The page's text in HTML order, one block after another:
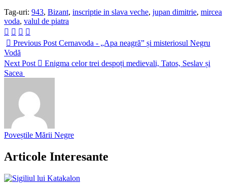
Tag-uri: 943, Bizant, inscriptie in slava veche, jupan dimitrie, mircea
voda, valul de piatra
Previous Post Cernavoda - „Apa neagră” și misteriosul Negru
Vodă
Next Post
Enigma celor trei despoți medievali, Tatos, Seslav și
Sacea
Poveștile Mării Negre
Articole Interesante